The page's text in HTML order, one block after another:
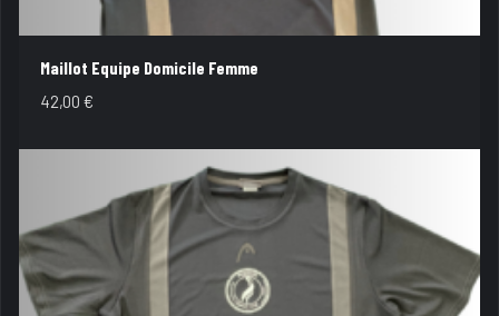
Maillot Equipe Domicile Femme
42,00€